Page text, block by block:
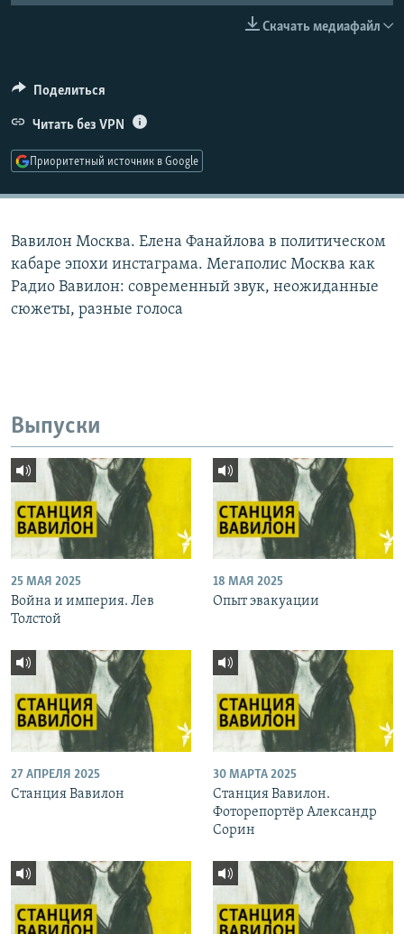
СОЦИАЛЬНЫЕ СЕТИ
Скачать медиафайл
Поделиться
Читать без VPN
Приоритетный источник в Google
Вавилон Москва. Елена Фанайлова в политическом
кабаре эпохи инстаграма. Мегаполис Москва как
Радио Вавилон: современный звук, неожиданные
сюжеты, разные голоса
Выпуски
25 МАЯ 2025
Война и империя. Лев
Толстой
18 МАЯ 2025
Опыт эвакуации
27 АПРЕЛЯ 2025
Станция Вавилон
30 МАРТА 2025
Станция Вавилон.
Фоторепортёр Александр
Сорин